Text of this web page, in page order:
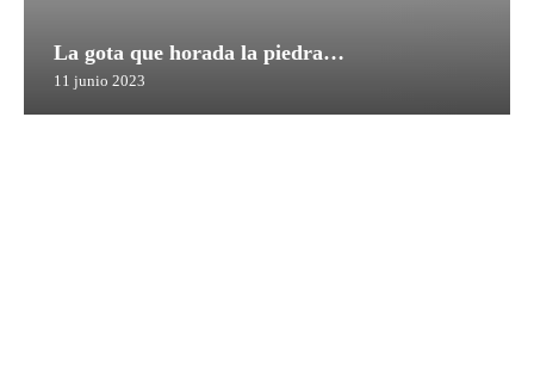
La gota que horada la piedra…
11 junio 2023